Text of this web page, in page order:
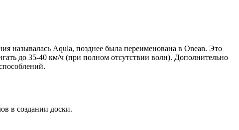
называлась Aqula, позднее была переименована в Onean. Это
до 35-40 км/ч (при полном отсутствии волн). Дополнительно
в создании доски.